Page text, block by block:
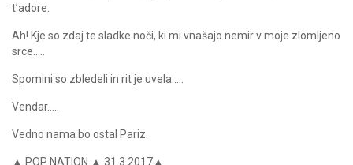
t’adore.
Ah! Kje so zdaj te sladke noči, ki mi vnašajo nemir v moje zlomljeno
srce…..
Spomini so zbledeli in rit je uvela…..
Vendar…..
Vedno nama bo ostal Pariz.
▲ POP NATION ▲ 31.3.2017▲